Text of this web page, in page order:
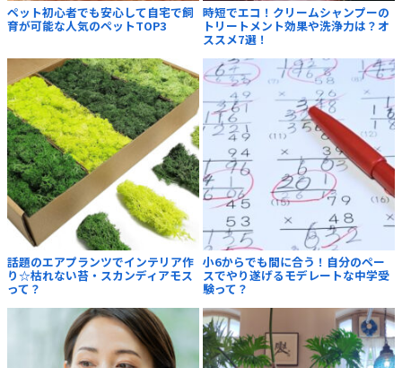
ペット初心者でも安心して自宅で飼
育が可能な人気のペットTOP3
時短でエコ！クリームシャンプーの
トリートメント効果や洗浄力は？オ
ススメ7選！
話題のエアプランツでインテリア作
り☆枯れない苔・スカンディアモス
って？
小6からでも間に合う！自分のペー
スでやり遂げるモデレートな中学受
験って？